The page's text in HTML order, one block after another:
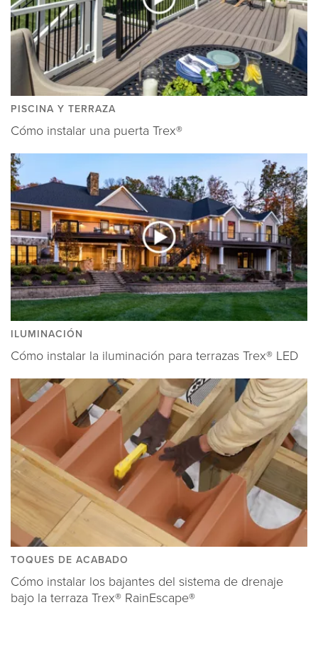
PISCINA Y TERRAZA
Cómo instalar una puerta Trex®
ILUMINACIÓN
Cómo instalar la iluminación para terrazas Trex® LED
TOQUES DE ACABADO
Cómo instalar los bajantes del sistema de drenaje
bajo la terraza Trex® RainEscape®